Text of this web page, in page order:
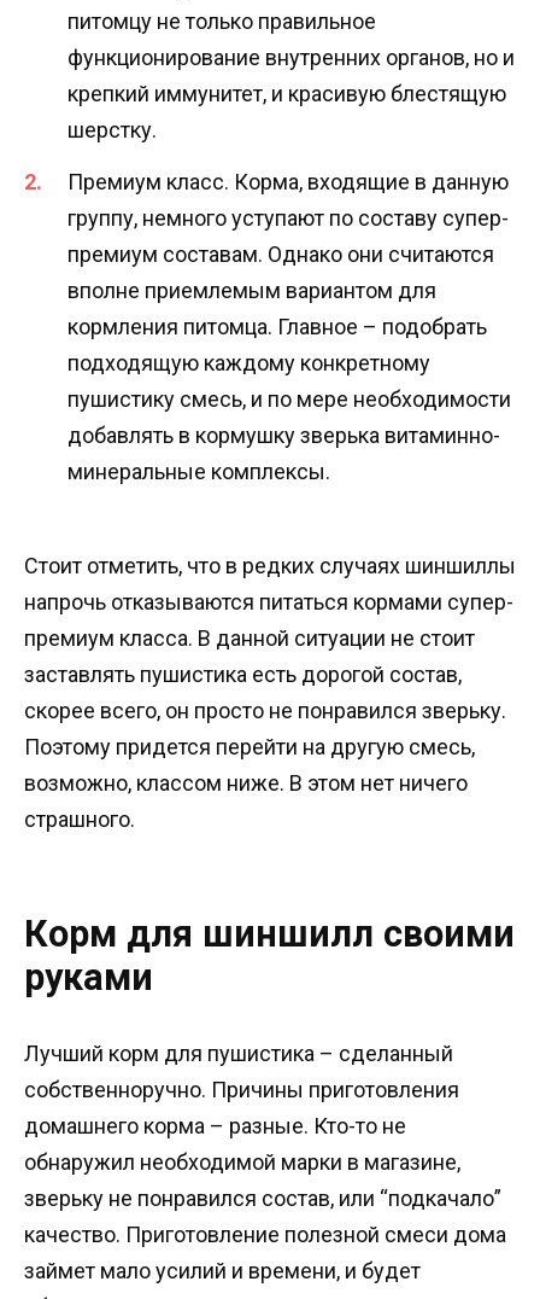
питомцу не только правильное
функционирование внутренних органов, но и
крепкий иммунитет, и красивую блестящую
шерстку.
Премиум класс. Корма, входящие в данную
группу, немного уступают по составу супер-
премиум составам. Однако они считаются
вполне приемлемым вариантом для
кормления питомца. Главное – подобрать
подходящую каждому конкретному
пушистику смесь, и по мере необходимости
добавлять в кормушку зверька витаминно-
минеральные комплексы.
Стоит отметить, что в редких случаях шиншиллы
напрочь отказываются питаться кормами супер-
премиум класса. В данной ситуации не стоит
заставлять пушистика есть дорогой состав,
скорее всего, он просто не понравился зверьку.
Поэтому придется перейти на другую смесь,
возможно, классом ниже. В этом нет ничего
страшного.
Корм для шиншилл своими
руками
Лучший корм для пушистика – сделанный
собственноручно. Причины приготовления
домашнего корма – разные. Кто-то не
обнаружил необходимой марки в магазине,
зверьку не понравился состав, или “подкачало”
качество. Приготовление полезной смеси дома
займет мало усилий и времени, и будет